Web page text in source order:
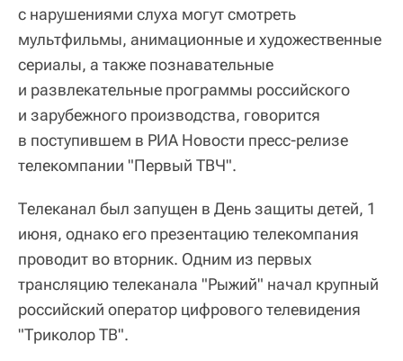
с нарушениями слуха могут смотреть
мультфильмы, анимационные и художественные
сериалы, а также познавательные
и развлекательные программы российского
и зарубежного производства, говорится
в поступившем в РИА Новости пресс-релизе
телекомпании "Первый ТВЧ".
Телеканал был запущен в День защиты детей, 1
июня, однако его презентацию телекомпания
проводит во вторник. Одним из первых
трансляцию телеканала "Рыжий" начал крупный
российский оператор цифрового телевидения
"Триколор ТВ".